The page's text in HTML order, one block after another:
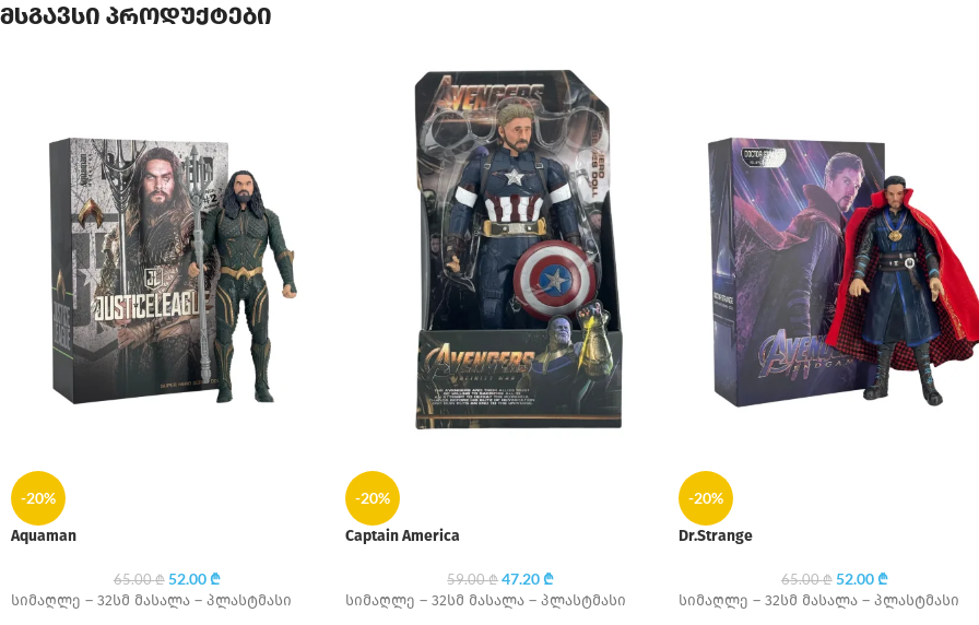
მსგავსი პროდუქტები
-20%
Aquaman
65.00₾ 52.00₾
სიმაღლე – 32სმ მასალა – პლასტმასი
-20%
Captain America
59.00₾ 47.20₾
სიმაღლე – 32სმ მასალა – პლასტმასი
-20%
Dr.Strange
65.00₾ 52.00₾
სიმაღლე – 32სმ მასალა – პლასტმასი